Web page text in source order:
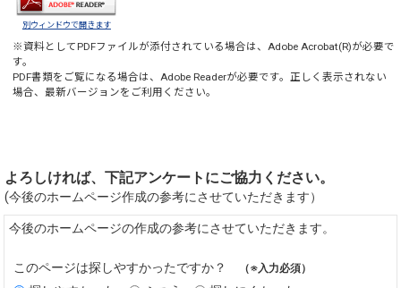
別ウィンドウで開きます
※資料としてPDFファイルが添付されている場合は、 Adobe Acrobat(R)が必要で
す。
PDF書類をご覧になる場合は、 Adobe Readerが必要です。正しく表示されない
場合、最新バージョンをご利用ください。